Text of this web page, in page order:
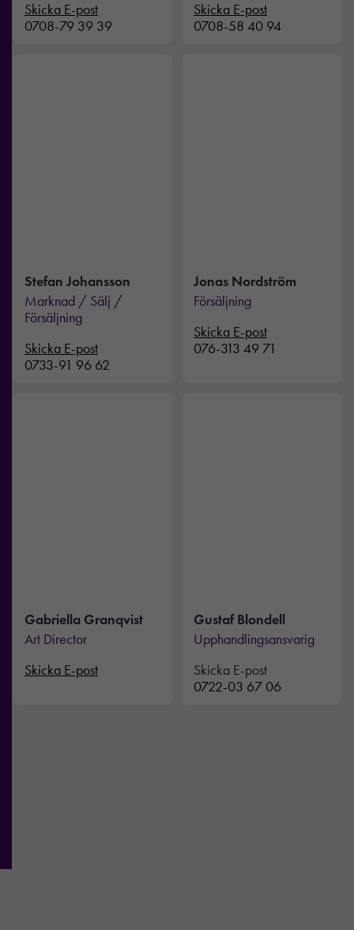
Skicka E-post
0708-79 39 39
Skicka E-post
0708-58 40 94
Stefan Johansson
Marknad / Sälj /
Försäljning
Skicka E-post
0733-91 96 62
Jonas Nordström
Försäljning
Skicka E-post
076-313 49 71
Gabriella Granqvist
Art Director
Skicka E-post
Gustaf Blondell
Upphandlingsansvarig
Skicka E-post
0722-03 67 06
Nödvändiga
hemsidans
funktionalitet
och
uppbyggnad,
baserat på